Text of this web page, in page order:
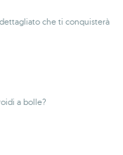
che ti conquisterà
a bolle?